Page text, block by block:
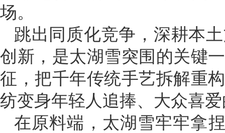
场。
跳出同质化竞争，深耕本
创新，是太湖雪突围的关键
征，把千年传统手艺拆解重
纺变身年轻人追捧、大众喜
在原料端，太湖雪牢牢拿